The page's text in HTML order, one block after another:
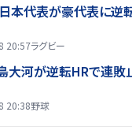
本代表が豪代表に逆
20:57ラグビー
大河が逆転HRで連敗
20:38野球